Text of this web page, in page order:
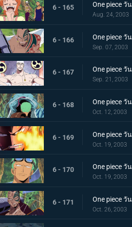
6 - 165
Aug. 24, 2003
6 - 166
Sep. 07, 2003
6 - 167
Sep. 21, 2003
6 - 168
Oct. 12, 2003
6 - 169
Oct. 19, 2003
6 - 170
Oct. 19, 2003
6 - 171
Oct. 26, 2003